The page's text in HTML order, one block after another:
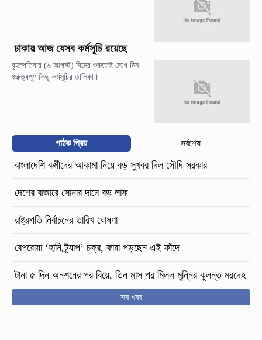
ঢাকায় আজ যেসব কর্মসূচি রয়েছে
বৃহস্পতিবার (৬ আগস্ট) দিনের শুরুতেই দেখে নিন
গুরুত্বপূর্ণ কিছু কর্মসূচির তালিকা।
পাঠক প্রিয় সর্বশেষ
বাংলাদেশি কর্মীদের আকামা নিয়ে বড় সুখবর দিল সৌদি সরকার
দেশের বাজারে সোনার দামে বড় লাফ
রাষ্ট্রপতি নির্বাচনের তারিখ ঘোষণা
বেপরোয়া ‘হানি ট্র্যাপ’ চক্র, কারা পড়ছেন এই ফাঁদে
টানা ৫ দিন অনশনের পর বিয়ে, তিন মাস পর মিলল মুন্নির ঝুলন্ত মরদেহ
সব খবর